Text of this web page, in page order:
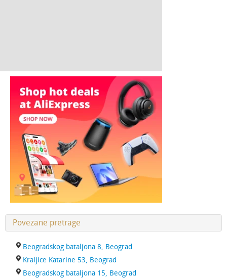
Povezane pretrage
Beogradskog bataljona 8, Beograd
Kraljice Katarine 53, Beograd
Beogradskog bataljona 15, Beograd